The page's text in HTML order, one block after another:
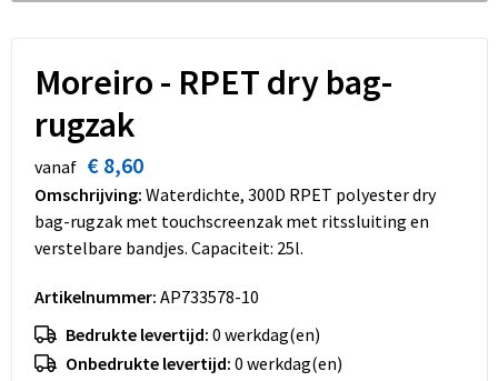
Kledingaccessoires
Schorten en Sloven
Gilets
Restauranttextiel
Hoofdbescherming
Gereedschap
Snoepgoed
Spellen voor binnen en buiten
Sport
Veiligheid, Auto en Fiets
Promotietassen
Boodschappentassen
Reistassen
Schoudertassen
Koffers en Trolleys
Moreiro - RPET dry bag-
rugzak
vanaf € 8,60
Omschrijving: Waterdichte, 300D RPET polyester dry
bag-rugzak met touchscreenzak met ritssluiting en
verstelbare bandjes. Capaciteit: 25l.
Artikelnummer: AP733578-10
Bedrukte levertijd: 0 werkdag(en)
Onbedrukte levertijd: 0 werkdag(en)